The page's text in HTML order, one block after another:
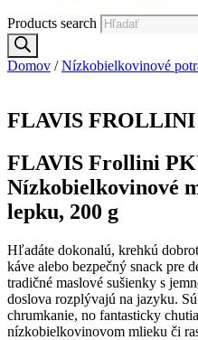
Products search
Domov /Nízko­bielkovinové
FLAVIS FROLLINI
FLAVIS Frollini
Nízkobielkovinové
lepku, 200 g
Hľadáte dokonalú, krehkú
káve alebo bezpečný snack pre
tradičné maslové sušienky s
doslova rozplývajú na jazyku.
chrumkanie, no fantasticky
nízkobielkovinovom mlieku či